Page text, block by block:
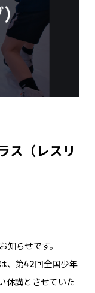
ス（レスリ
らせです。
、第42回全国少年
休講とさせていた